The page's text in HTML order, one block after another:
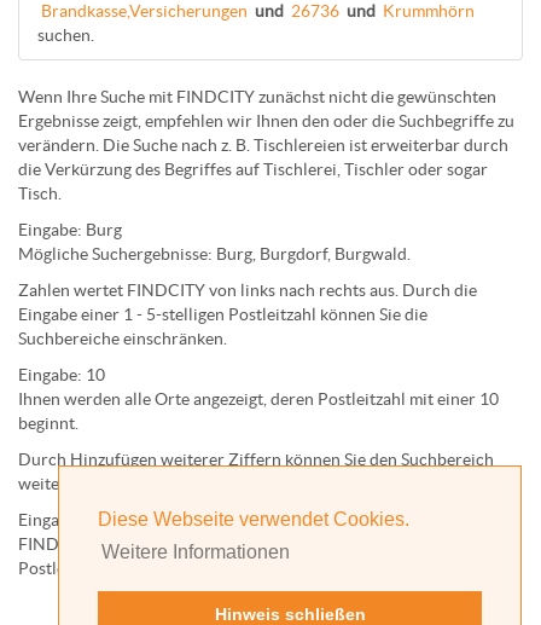
Diese Webseite verwendet Cookies.
Weitere Informationen
Hinweis schließen
Brandkasse,Versicherungen und 26736 und Krummhörn
suchen.
Wenn Ihre Suche mit FINDCITY zunächst nicht die gewünschten
Ergebnisse zeigt, empfehlen wir Ihnen den oder die Suchbegriffe zu
verändern. Die Suche nach z. B. Tischlereien ist erweiterbar durch
die Verkürzung des Begriffes aufTischlerei Tischleroder sogar
Tisch
Eingabe: Burg
Mögliche Suchergebnisse: Burg Burgdorf, Burgwald.
Zahlen wertet FINDCITY von links nach rechts aus. Durch die
Eingabe einer 1 - 5-stelligen Postleitzahl können Sie die
Suchbereiche einschränken.
Eingabe: 10
Ihnen werden alle Orteangezeigt, deren Postleitzahl mit einer 10
beginnt.
Durch Hinzufügen weiterer Ziffern können Sie den Suchbereich
weiter einschränken.
Eingabe:
10585
FINDCITY präsentiert Ihnen ausschließlich die zu dieser
Postleitzahl gehörende Kommune; in diesem Fall Berlin.